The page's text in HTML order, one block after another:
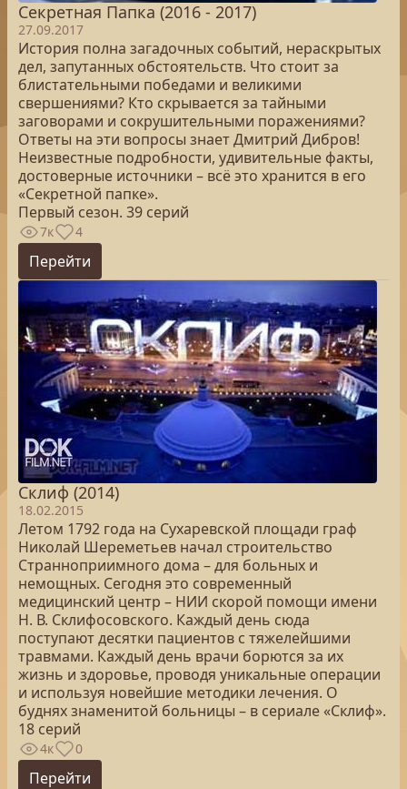
Секретная Папка (2016 - 2017)
27.09.2017
История полна загадочных событий, нераскрытых
дел, запутанных обстоятельств. Что стоит за
блистательными победами и великими
свершениями? Кто скрывается за тайными
заговорами и сокрушительными поражениями?
Ответы на эти вопросы знает Дмитрий Дибров!
Неизвестные подробности, удивительные факты,
достоверные источники – всё это хранится в его
«Секретной папке».
Первый сезон. 39 серий
7к 4
Перейти
Склиф (2014)
18.02.2015
Летом 1792 года на Сухаревской площади граф
Николай Шереметьев начал строительство
Странноприимного дома – для больных и
немощных. Сегодня это современный
медицинский центр – НИИ скорой помощи имени
Н. В. Склифосовского. Каждый день сюда
поступают десятки пациентов с тяжелейшими
травмами. Каждый день врачи борются за их
жизнь и здоровье, проводя уникальные операции
и используя новейшие методики лечения. О
буднях знаменитой больницы – в сериале «Склиф».
18 серий
4к 0
Перейти